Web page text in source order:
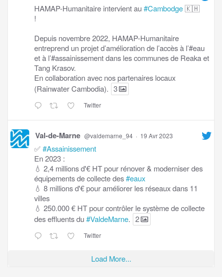
HAMAP-Humanitaire intervient au#Cambodge🇰🇭
!
Depuis novembre 2022, HAMAP-Humanitaire
entreprend un projet d’amélioration de l’accès à l’#eau
et à l’#assainissement dans les communes de Reaka et
Tang Krasov.
En collaboration avec nos partenaires locaux
(Rainwater Cambodia). 3
Twitter
Val-de-Marne @valdemarne_94 · 19 Avr 2023
✅#Assainissement
En 2023 :
💧 2,4 millions d'€ HT pour rénover & moderniser des
équipements de collecte des#eaux
💧 8 millions d'€ pour améliorer les réseaux dans 11
villes
💧 250.000 € HT pour contrôler le système de collecte
des effluents du#ValdeMarne. 2
Twitter
Load More...